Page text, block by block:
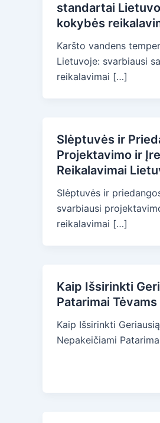
standartai
kokybės
Karšto vandens
Lietuvoje: svarbiausi
reikalavimai […]
Slėptuvės ir
Projektavimo ir
Reikalavimai
Slėptuvės ir
svarbiausi
reikalavimai […]
Kaip Išsirinkti
Patarimai Tėvams
Kaip Išsirinkti
Nepakeičiami